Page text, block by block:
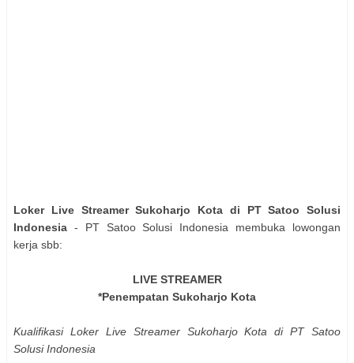
Loker Live Streamer Sukoharjo Kota di PT Satoo Solusi
Indonesia - PT Satoo Solusi Indonesia membuka lowongan
kerja sbb:
LIVE STREAMER
*Penempatan Sukoharjo Kota
Kualifikasi Loker Live Streamer Sukoharjo Kota di PT Satoo
Solusi Indonesia